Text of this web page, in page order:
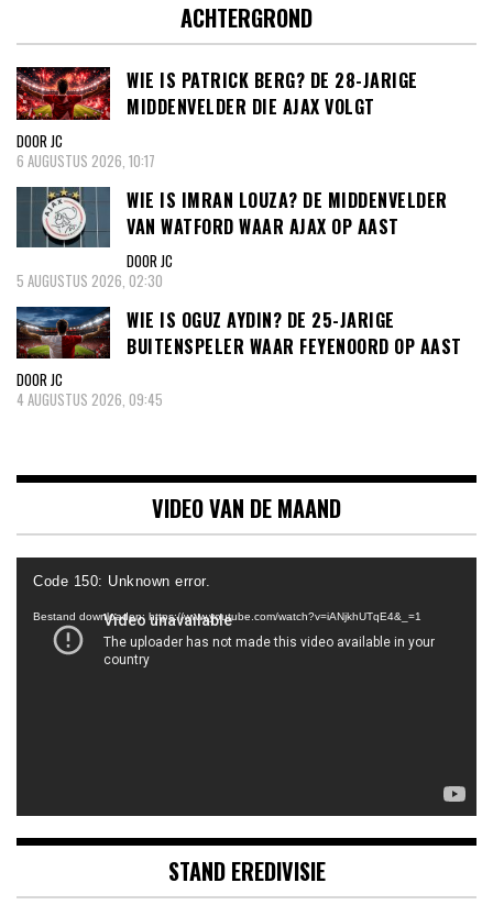
ACHTERGROND
WIE IS PATRICK BERG? DE 28-JARIGE
MIDDENVELDER DIE AJAX VOLGT
DOOR JC
6 AUGUSTUS 2026, 10:17
WIE IS IMRAN LOUZA? DE MIDDENVELDER
VAN WATFORD WAAR AJAX OP AAST
DOOR JC
5 AUGUSTUS 2026, 02:30
WIE IS OGUZ AYDIN? DE 25-JARIGE
BUITENSPELER WAAR FEYENOORD OP AAST
DOOR JC
4 AUGUSTUS 2026, 09:45
VIDEO VAN DE MAAND
Videospeler
Code 150: Unknown error.
Bestand downloaden: https://www.youtube.com/watch?v=iANjkhUTqE4&_=1
STAND EREDIVISIE